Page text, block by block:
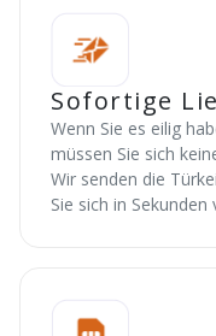
Sofortige
Wenn Sie es eilig
müssen Sie sich
Wir senden die
Sie sich in